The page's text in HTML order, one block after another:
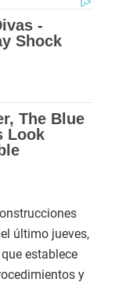
último jueves,
establece
y